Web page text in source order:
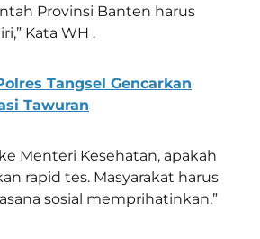
Provinsi Banten harus
Kata WH .
Tangsel Gencarkan
Tawuran
Menteri Kesehatan, apakah
rapid tes. Masyarakat harus
sosial memprihatinkan,”